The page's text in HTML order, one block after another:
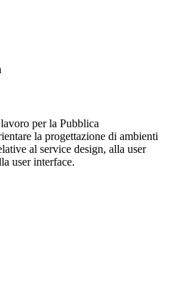
per la Pubblica
la progettazione di ambienti
al service design, alla user
user interface.